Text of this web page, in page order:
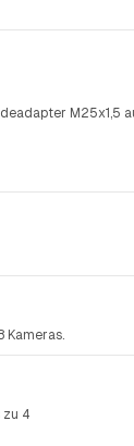
M25x1,5
Kameras.
4